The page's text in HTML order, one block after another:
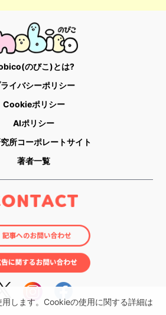
します。Cookieの使用に関する詳細は
のびこ)とは?
イバシーポリシー
Cookieポリシー
AIポリシー
所コーポレートサイト
著者一覧